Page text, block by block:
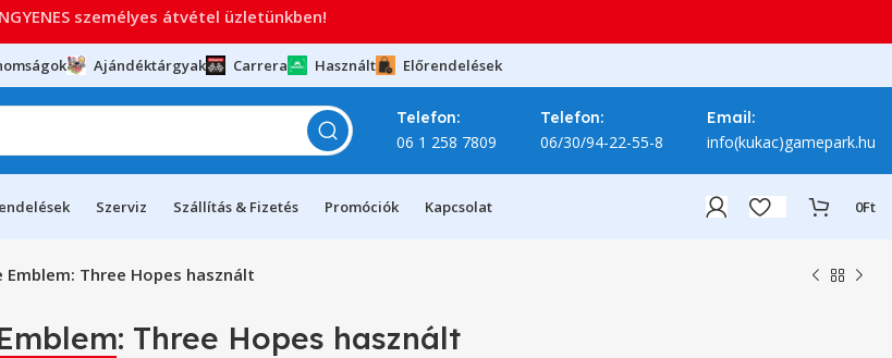
Ajándéktárgyak Carrera Használt Előrendelések
Telefon:
06 1 258 7809
Telefon:
06/30/94-22-55-8
Email:
info(kukac)gamepark.hu
Szerviz Szállítás & Fizetés Promóciók Kapcsolat 0Ft
Emblem: Three Hopes használt
Three Hopes használt
személyes átvétel üzletünkben!